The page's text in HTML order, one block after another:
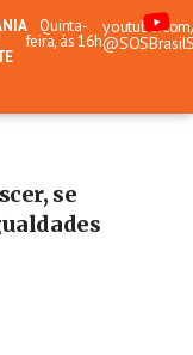
Quinta-
feira, às 16h
se